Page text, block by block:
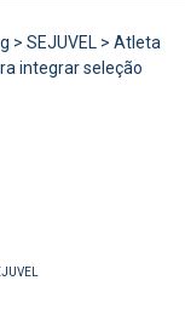
> SEJUVEL > Atleta
integrar seleção